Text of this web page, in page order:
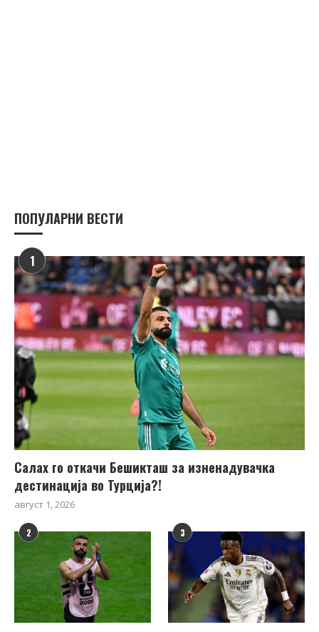
ПОПУЛАРНИ ВЕСТИ
1
Салах го откачи Бешикташ за изненадувачка
дестинација во Турција?!
август 1, 2026
2 3